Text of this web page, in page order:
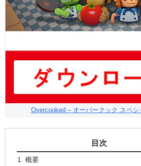
Overcooked – オーバークック スペシ
目次
概要